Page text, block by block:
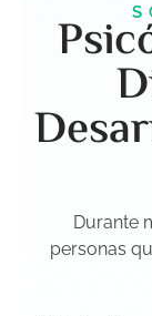
Durante
personas